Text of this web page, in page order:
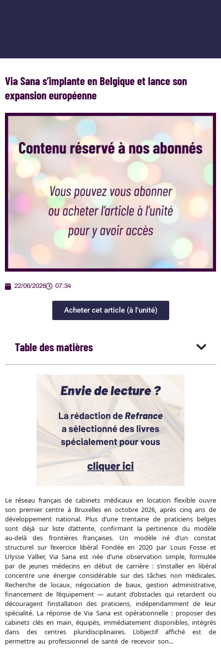
Via Sana s’implante en Belgique et lance son
expansion européenne
22/06/2026 07:34
Acheter cet article (à l'unité)
Table des matières
Le réseau français de cabinets médicaux en location flexible ouvre
son premier centre à Bruxelles en octobre 2026, après cinq ans de
développement national. Plus d’une trentaine de praticiens belges
sont déjà sur liste d’attente, confirmant la pertinence du modèle
au-delà des frontières françaises. Un modèle né d’un constat
structurel sur l’exercice libéral Fondée en 2020 par Louis Fosse et
Ulysse Vallier, Via Sana est née d’une observation simple, formulée
par de jeunes médecins en début de carrière : s’installer en libéral
concentre une énergie considérable sur des tâches non médicales.
Recherche de locaux, négociation de baux, gestion administrative,
financement de l’équipement — autant d’obstacles qui retardent ou
découragent l’installation des praticiens, indépendamment de leur
spécialité. La réponse de Via Sana est opérationnelle : proposer des
cabinets clés en main, équipés, immédiatement disponibles, intégrés
dans des centres pluridisciplinaires. L’objectif affiché est de
permettre au professionnel de santé de recevoir son...